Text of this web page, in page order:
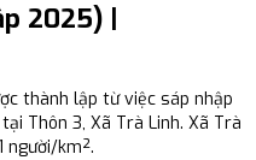
2025) |
thành lập từ việc sáp nhập
Thôn 3, Xã Trà Linh. Xã Trà
người/km².